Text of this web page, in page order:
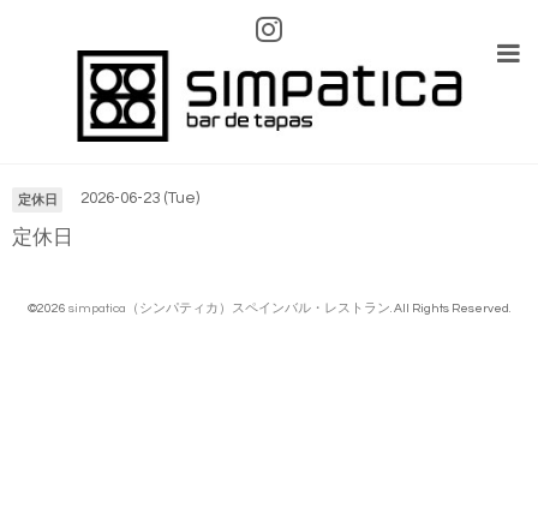
Calendario
定休日 2026-06-23 (Tue)
定休日
©2026 simpatica（シンパティカ）スペインバル・レストラン. All Rights Reserved.